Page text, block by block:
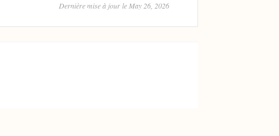
Dernière mise à jour le May 26, 2026